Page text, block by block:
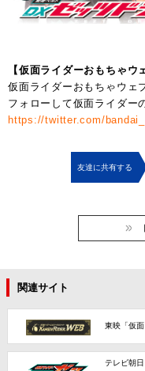
【仮面ライダーおもちゃウ
仮面ライダーおもちゃウェ
フォローして仮面ライダー
https://twitter.com/
友達に共有する
関連サイト
東映「仮面
テレビ朝日